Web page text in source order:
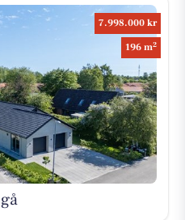
7.998.000 kr
196 m2